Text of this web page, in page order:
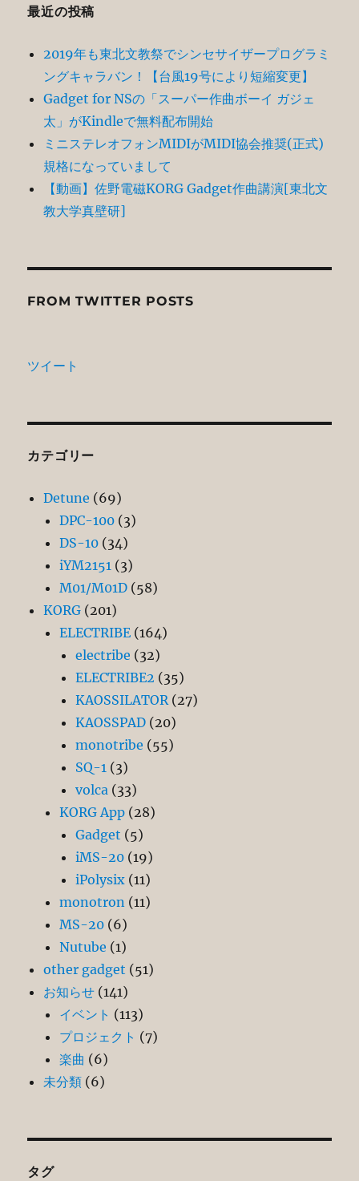
最近の投稿
2019年も東北文教祭でシンセサイザープログラミ
ングキャラバン！【台風19号により短縮変更】
Gadget for NSの「スーパー作曲ボーイ ガジェ
太」がKindleで無料配布開始
ミニステレオフォンMIDIがMIDI協会推奨(正式)
規格になっていまして
【動画】佐野電磁KORG Gadget作曲講演[東北文
教大学真壁研]
FROM TWITTER POSTS
ツイート
カテゴリー
Detune (69)
DPC-100 (3)
DS-10 (34)
iYM2151 (3)
M01/M01D (58)
KORG (201)
ELECTRIBE (164)
electribe (32)
ELECTRIBE2 (35)
KAOSSILATOR(27)
KAOSSPAD (20)
monotribe (55)
SQ-1 (3)
volca (33)
KORG App (28)
Gadget (5)
iMS-20 (19)
iPolysix (11)
monotron (11)
MS-20 (6)
Nutube (1)
other gadget (51)
お知らせ (141)
イベント (113)
プロジェクト (7)
楽曲 (6)
未分類 (6)
タグ